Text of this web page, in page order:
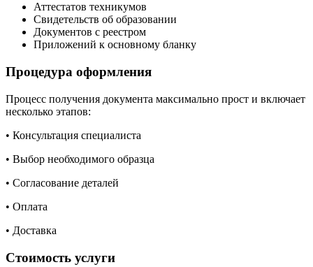
Аттестатов техникумов
Свидетельств об образовании
Документов с реестром
Приложений к основному бланку
Процедура оформления
Процесс получения документа максимально прост и включает
несколько этапов:
• Консультация специалиста
• Выбор необходимого образца
• Согласование деталей
• Оплата
• Доставка
Стоимость услуги